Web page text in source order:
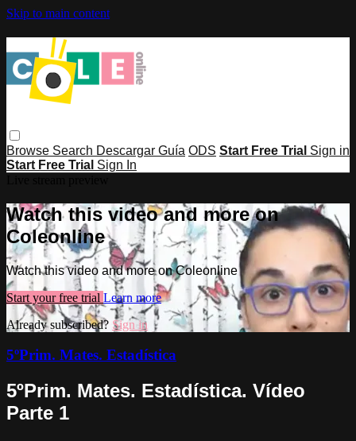
Skip to main content
Browse Search Descargar Guía ODS Start Free Trial Sign in
Start Free Trial Sign In
Watch this video and more on
Coleonline
Watch this video and more on Coleonline
Start your free trial Learn more
Already subscribed? Sign in
5ºPrim. Mates. Estadística
5ºPrim. Mates. Estadística. Vídeo
Parte 1